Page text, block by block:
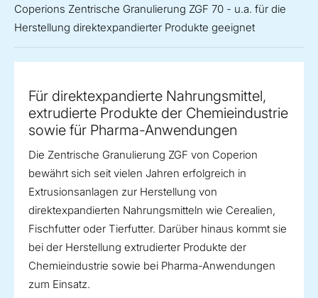
Coperions Zentrische Granulierung ZGF 70 - u.a. für die
Herstellung direktexpandierter Produkte geeignet
Für direktexpandierte Nahrungsmittel,
extrudierte Produkte der Chemieindustrie
sowie für Pharma-Anwendungen
Die Zentrische Granulierung ZGF von Coperion
bewährt sich seit vielen Jahren erfolgreich in
Extrusionsanlagen zur Herstellung von
direktexpandierten Nahrungsmitteln wie Cerealien,
Fischfutter oder Tierfutter. Darüber hinaus kommt sie
bei der Herstellung extrudierter Produkte der
Chemieindustrie sowie bei Pharma-Anwendungen
zum Einsatz.